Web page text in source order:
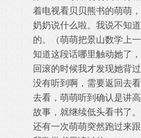
着电视看贝贝熊书的萌萌
奶奶说什么啦。我说不知
的。（萌萌把景山数学上
知道这段话哪里触动她了
回滚的时候我才发现她背
没有听到啊，需要返回去
去看，萌萌听到确认是讲
故事，就继续低头看书了。
还有一次萌萌突然跑过来